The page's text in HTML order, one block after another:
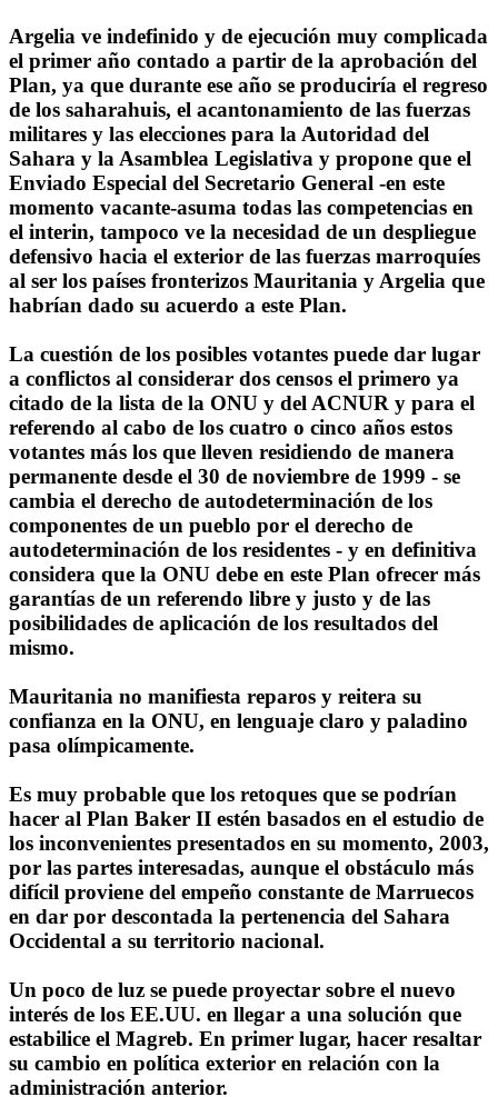
Argelia ve indefinido y de ejecución muy complicada
el primer año contado a partir de la aprobación del
Plan, ya que durante ese año se produciría el regreso
de los saharahuis, el acantonamiento de las fuerzas
militares y las elecciones para la Autoridad del
Sahara y la Asamblea Legislativa y propone que el
Enviado Especial del Secretario General -en este
momento vacante-asuma todas las competencias en
el interin, tampoco ve la necesidad de un despliegue
defensivo hacia el exterior de las fuerzas marroquíes
al ser los países fronterizos Mauritania y Argelia que
habrían dado su acuerdo a este Plan.
La cuestión de los posibles votantes puede dar lugar
a conflictos al considerar dos censos el primero ya
citado de la lista de la ONU y del ACNUR y para el
referendo al cabo de los cuatro o cinco años estos
votantes más los que lleven residiendo de manera
permanente desde el 30 de noviembre de 1999 - se
cambia el derecho de autodeterminación de los
componentes de un pueblo por el derecho de
autodeterminación de los residentes - y en definitiva
considera que la ONU debe en este Plan ofrecer más
garantías de un referendo libre y justo y de las
posibilidades de aplicación de los resultados del
mismo.
Mauritania no manifiesta reparos y reitera su
confianza en la ONU, en lenguaje claro y paladino
pasa olímpicamente.
Es muy probable que los retoques que se podrían
hacer al Plan Baker II estén basados en el estudio de
los inconvenientes presentados en su momento, 2003,
por las partes interesadas, aunque el obstáculo más
difícil proviene del empeño constante de Marruecos
en dar por descontada la pertenencia del Sahara
Occidental a su territorio nacional.
Un poco de luz se puede proyectar sobre el nuevo
interés de los EE.UU. en llegar a una solución que
estabilice el Magreb. En primer lugar, hacer resaltar
su cambio en política exterior en relación con la
administración anterior.